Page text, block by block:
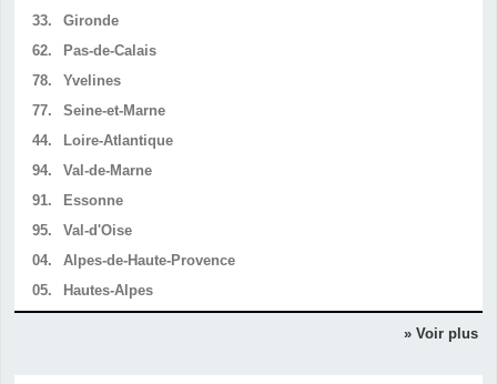
33.
Gironde
62.
Pas-de-Calais
78.
Yvelines
77.
Seine-et-Marne
44.
Loire-Atlantique
94.
Val-de-Marne
91.
Essonne
95.
Val-d'Oise
04.
Alpes-de-Haute-Provence
05.
Hautes-Alpes
» Voir plus